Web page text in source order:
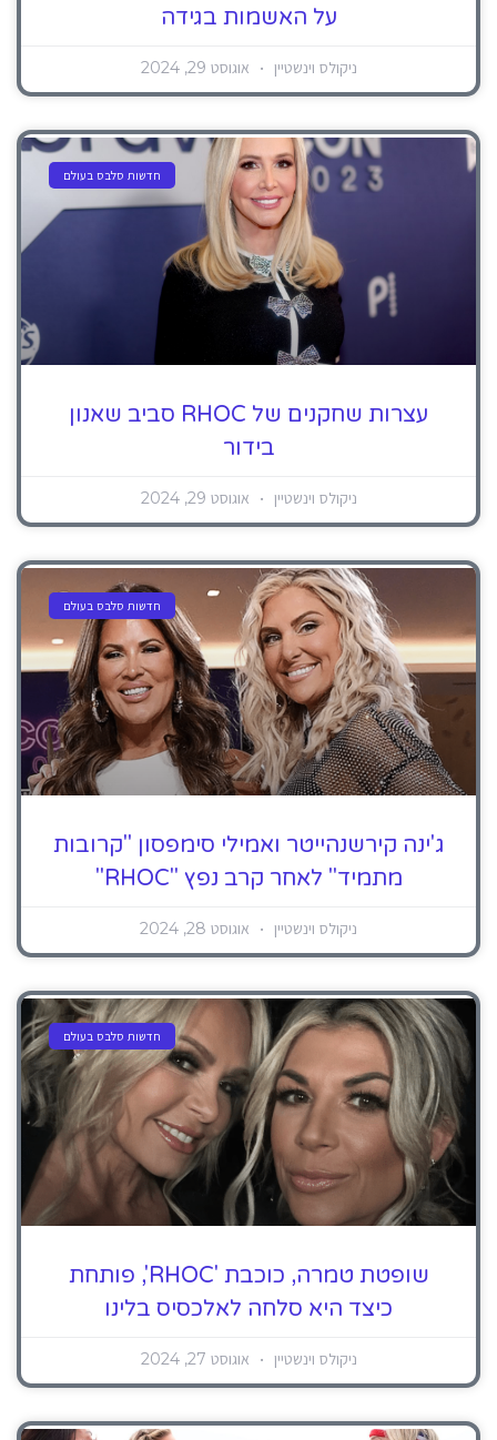
על האשמות בגידה
ניקולס וינשטיין אוגוסט 29, 2024
חדשות סלבס בעולם
עצרות שחקנים של RHOC סביב שאנון
בידור
ניקולס וינשטיין אוגוסט 29, 2024
חדשות סלבס בעולם
ג'ינה קירשנהייטר ואמילי סימפסון "קרובות
מתמיד" לאחר קרב נפץ "RHOC"
ניקולס וינשטיין אוגוסט 28, 2024
חדשות סלבס בעולם
שופטת טמרה, כוכבת 'RHOC', פותחת
כיצד היא סלחה לאלכסיס בלינו
ניקולס וינשטיין אוגוסט 27, 2024